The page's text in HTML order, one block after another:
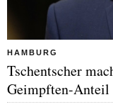
HAMBURG
Tschentscher
Geimpften-Anteil